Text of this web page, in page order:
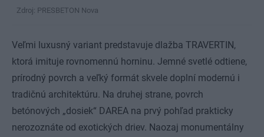
Zdroj: PRESBETON Nova
Veľmi luxusný variant predstavuje dlažba TRAVERTIN,
ktorá imituje rovnomennú horninu. Jemné svetlé odtiene,
prírodný povrch a veľký formát skvele doplní modernú i
tradičnú architektúru. Na druhej strane, povrch
betónových „dosiek“ DAREA na prvý pohľad prakticky
nerozoznáte od exotických driev. Naozaj monumentálny